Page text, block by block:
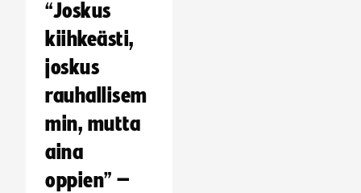
“Joskus
kiihkeästi,
joskus
rauhallisem
min, mutta
aina
oppien” –